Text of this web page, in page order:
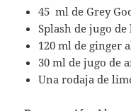
45 ml de Grey
Splash de jugo
120 ml de ginger
30 ml de jugo de
Una rodaja de